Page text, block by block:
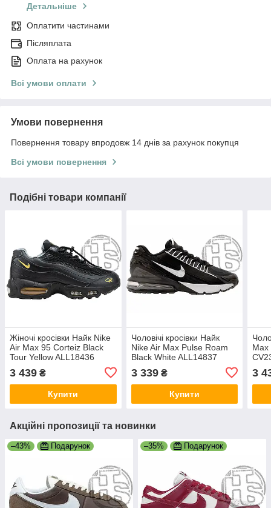
Детальніше
Оплатити частинами
Післяплата
Оплата на рахунок
Всі умови оплати
Умови повернення
Повернення товару впродовж 14 днів за рахунок покупця
Всі умови повернення
Подібні товари компанії
Жіночі кросівки Найк Nike
Air Max 95 Corteiz Black
Tour Yellow ALL18436
3 439 ₴
Купити
Чоловічі кросівки Найк
Nike Air Max Pulse Roam
Black White ALL14837
3 339₴
Купити
Max
3
Акційні пропозиції та новинки
–43% Подарунок –35% Подарунок